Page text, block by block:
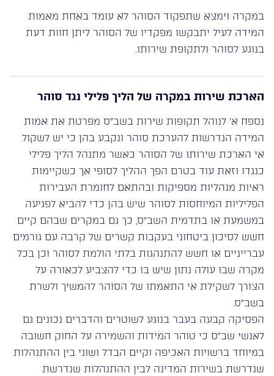
במקרה וימצא שתפקוד הסוהר לא עומד באחת מאמות
המידה לעיל יתבקשו מפקדיו של הסוהר ליתן חוות דעת
בנוגע לסוהר ולתקופת שירותו.
הארכת שירות במקרה של הליך פלילי נגד סוהר
נספח א’ לנוהל תקופות שירות בשב”ס מפרטת את אמות
המידה הנדרשות להערכת סוהר ונקבע בהן כי יש לשקול
אי הארכת שירותו של הסוהר כאשר מתנהל הליך פלילי
כנגדו וזאת עוד בטרם הפך ההליך לסופי אך כשקיימות
ראיות מנהליות מספיקות ובהתאם לחומרת העבירות
הפליליות המיוחסות לסוהר שיש בהן כדי להביא לפגיעה
במשמעת או בתדמית השב”ס, כך גם במקרים שבהם קיים
חשש לסיכון ביטחוני בעקבות קשרים של קרבה עם גורמים
עברייניים או חשש להתנהגות בלתי הולמת לסוהר וכן בכל
מקרה שבו עולה נתון שיש בו כדי להצביע לכאורה על
הצורך לשקילת אי התאמתו של הסוהר להמשיך ולשרת
בשב”ס.
הפסיקה קבעה בעבר בנוגע לשוטרים והדברים נכונים גם
לאנשי שב”ס כי טוהר המידות והשמירה על החוק חשובה
במיוחד ברשויות האכיפה וקיים הבדל ושוני בין ההתנהלות
שנדרשת בשירות המדינה לבין ההתנהלות שנדרשת